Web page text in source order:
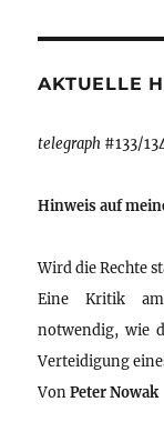
AKTUELLE
telegraph #133/
Hinweis auf
Wird die Rechte
Eine Kritik am
notwendig, wie
Verteidigung
VonPeter Nowak